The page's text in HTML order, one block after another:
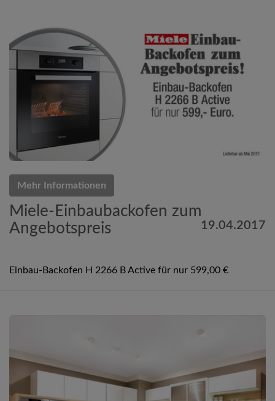
Mehr Informationen
Miele-Einbaubackofen zum
Angebotspreis
19.04.2017
Einbau-Backofen H 2266 B Active für nur 599,00 €